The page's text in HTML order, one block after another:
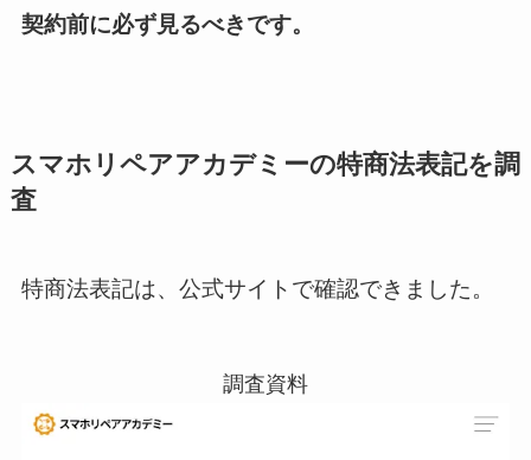
契約前に必ず見るべきです。
スマホリペアアカデミーの特商法表記を調
査
特商法表記は、公式サイトで確認できました。